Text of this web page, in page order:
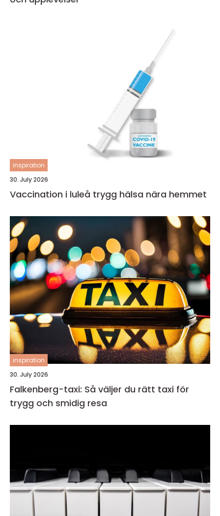
inspiration
30. July 2026
Vaccination i luleå trygg hälsa nära hemmet
inspiration
30. July 2026
Falkenberg-taxi: Så väljer du rätt taxi för
trygg och smidig resa